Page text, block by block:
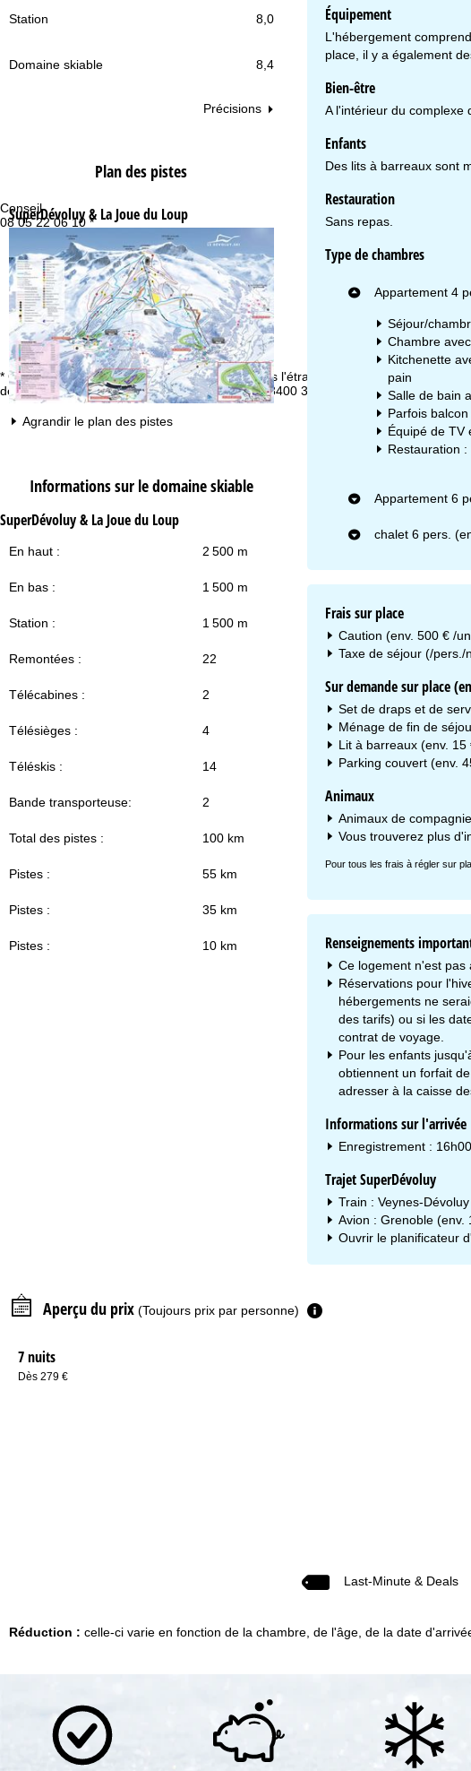
Conseil
08 05 22 06 10 *
* Gratuit depuis la France, non accessible depuis l'étranger. En
dehors de la France, veuillez appeler le +32 (0)3400 3253.
Horaires
Lun.-Jeu. :
Sam.-Dim. :
Voir contact
Station 8,0
Domaine skiable 8,4
Précisions
Plan des pistes
SuperDévoluy & La Joue du Loup
Agrandir le plan des pistes
Informations sur le domaine skiable
SuperDévoluy & La Joue du Loup
En haut : 2 500 m
En bas : 1 500 m
Station : 1 500 m
Remontées : 22
Télécabines : 2
Télésièges : 4
Téléskis : 14
Bande transporteuse: 2
Total des pistes : 100 km
Pistes : 55 km
Pistes : 35 km
Pistes : 10 km
Équipement
L'hébergement
place, il y a également
Bien-être
A l'intérieur du complexe
Enfants
Des lits à barreaux sont
Restauration
Sans repas.
Type de chambres
Appartement 4
Séjour/
Chambre
Kitchenette
pain
Salle de bain
Parfois
Équipé de TV
Restauration
Appartement 6
chalet 6 pers.
Frais sur place
Caution (env. 500 € /
Taxe de séjour (/pers./
Sur demande sur place
Set de draps et de
Ménage de fin de
Lit à barreaux (env.
Parking couvert (env.
Animaux
Animaux de
Vous trouverez plus
Pour tous les frais à régler sur
Renseignements
Ce logement n'est pas
Réservations pour
hébergements ne
des tarifs) ou si les
contrat de voyage.
Pour les enfants
obtiennent un forfait
adresser à la caisse
Informations sur l'arrivée
Enregistrement :
Trajet SuperDévoluy
Train : Veynes-
Avion : Grenoble (env.
Ouvrir le planificateur
Aperçu du prix (Toujours prix par personne)
7 nuits
Dès 279 €
Last-Minute & Deals
Réduction : celle-ci varie en fonction de la chambre, de l'âge, de la date